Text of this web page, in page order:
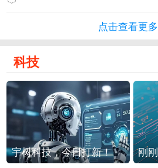
点击查看更多
科技
宇树科技，今日打新！